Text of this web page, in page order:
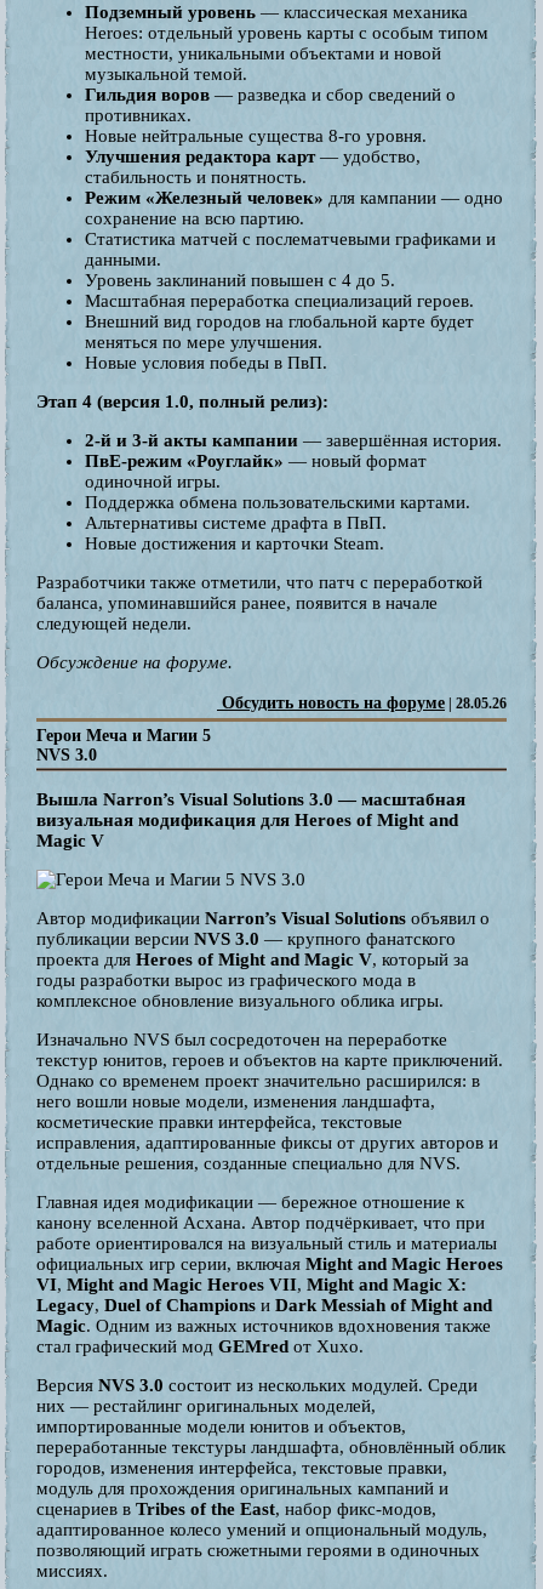
Подземный уровень — классическая механика
Heroes: отдельный уровень карты с особым типом
местности, уникальными объектами и новой
музыкальной темой.
Гильдия воров — разведка и сбор сведений о
противниках.
Новые нейтральные существа 8-го уровня.
Улучшения редактора карт— удобство,
стабильность и понятность.
Режим «Железный человек» для кампании — одно
сохранение на всю партию.
Статистика матчей с послематчевыми графиками и
данными.
Уровень заклинаний повышен с 4 до 5.
Масштабная переработка специализаций героев.
Внешний вид городов на глобальной карте будет
меняться по мере улучшения.
Новые условия победы в ПвП.
Этап 4 (версия 1.0, полный релиз):
2-й и 3-й акты кампании — завершённая история.
ПвЕ-режим «Роуглайк» — новый формат
одиночной игры.
Поддержка обмена пользовательскими картами.
Альтернативы системе драфта в ПвП.
Новые достижения и карточки Steam.
Разработчики также отметили, что патч с переработкой
баланса, упоминавшийся ранее, появится в начале
следующей недели.
Обсуждение на форуме.
Обсудить новость на форуме | 28.05.26
Герои Меча и Магии 5
NVS 3.0
Вышла Narron’s Visual Solutions 3.0 — масштабная
визуальная модификация для Heroes of Might and
Magic V
Автор модификации Narron’s Visual Solutions объявил о
публикации версии NVS 3.0 — крупного фанатского
проекта для Heroes of Might and Magic V, который за
годы разработки вырос из графического мода в
комплексное обновление визуального облика игры.
Изначально NVS был сосредоточен на переработке
текстур юнитов, героев и объектов на карте приключений.
Однако со временем проект значительно расширился: в
него вошли новые модели, изменения ландшафта,
косметические правки интерфейса, текстовые
исправления, адаптированные фиксы от других авторов и
отдельные решения, созданные специально для NVS.
Главная идея модификации — бережное отношение к
канону вселенной Асхана. Автор подчёркивает, что при
работе ориентировался на визуальный стиль и материалы
официальных игр серии, включая Might and Magic Heroes
VI, Might and Magic Heroes VII, Might and Magic X:
Legacy, Duel of Champions и Dark Messiah of Might and
Magic. Одним из важных источников вдохновения также
стал графический мод GEMred от Xuxo.
Версия NVS 3.0 состоит из нескольких модулей. Среди
них — рестайлинг оригинальных моделей,
импортированные модели юнитов и объектов,
переработанные текстуры ландшафта, обновлённый облик
городов, изменения интерфейса, текстовые правки,
модуль для прохождения оригинальных кампаний и
сценариев в Tribes of the East, набор фикс-модов,
адаптированное колесо умений и опциональный модуль,
позволяющий играть сюжетными героями в одиночных
миссиях.